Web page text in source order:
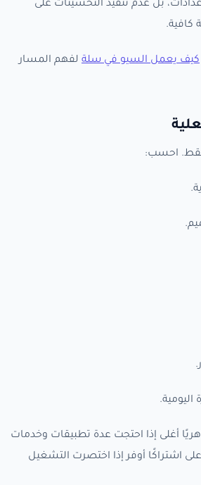
بل عدم تنفيذ التحسينات على
كافية.
كيف يعمل السيو في سلة لفهم المسار
فقط. احسب:
أغلى إذا احتجت عدة تطبيقات وخدمات
اشتراكًا أوفر إذا اختصرت التشغيل